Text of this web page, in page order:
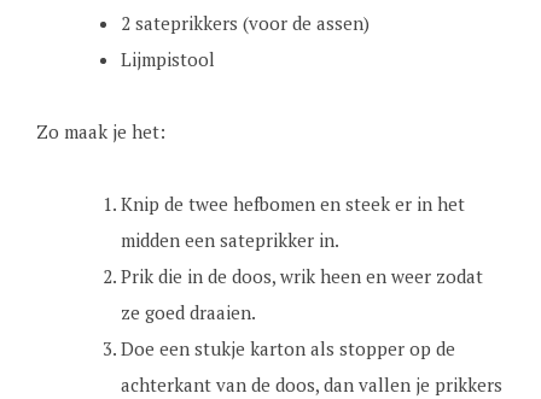
2 sateprikkers (voor de assen)
Lijmpistool
Zo maak je het:
Knip de twee hefbomen en steek er in het
midden een sateprikker in.
Prik die in de doos, wrik heen en weer zodat
ze goed draaien.
Doe een stukje karton als stopper op de
achterkant van de doos, dan vallen je prikkers